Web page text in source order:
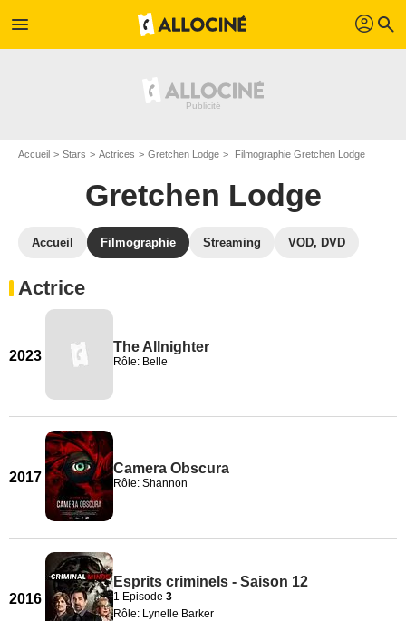
menu profil search
Accueil Stars Actrices Gretchen Lodge Filmographie Gretchen Lodge
Gretchen Lodge
Accueil Filmographie Streaming VOD, DVD
Actrice
2023
The Allnighter
Rôle: Belle
2017
Camera Obscura
Rôle: Shannon
2016
Esprits criminels - Saison 12
1 Episode 3
Rôle: Lynelle Barker